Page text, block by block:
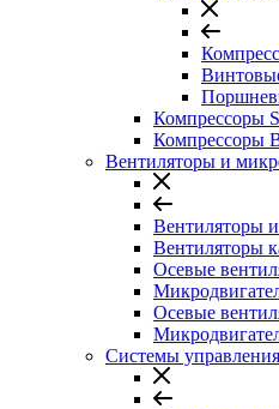
Компрессоры
Компрессоры
Вентиляторы и
Вентиляторы
Вентиляторы
Осевые
Осевые
Системы управления